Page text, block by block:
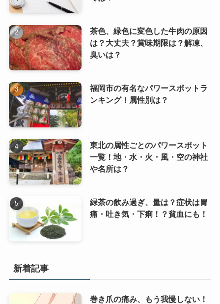
茶色、緑色に変色した牛肉の原因
は？大丈夫？賞味期限は？解凍、
臭いは？
福岡市の有名なパワースポットラ
ンキング！属性別は？
東北の属性ごとのパワースポット
一覧！地・水・火・風・空の神社
や名所は？
緑茶の飲み過ぎ、量は？症状は胃
痛・吐き気・下痢！？貧血にも！
新着記事
巻き爪の痛み、もう我慢しない！